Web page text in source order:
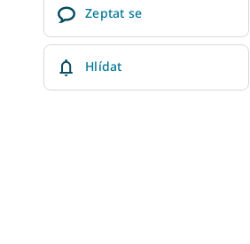
Zeptat se
Hlídat